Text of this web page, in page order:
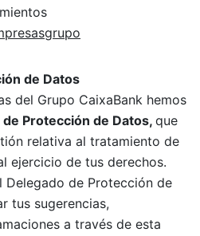
de Datos
del Grupo CaixaBank hemos
de Protección de Datos, que
relativa al tratamiento de
ejercicio de tus derechos.
Delegado de Protección de
tus sugerencias,
a través de esta